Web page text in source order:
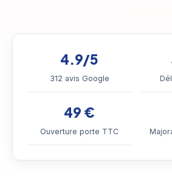
4.9/5
312 avis Google
49 €
Ouverture porte TTC